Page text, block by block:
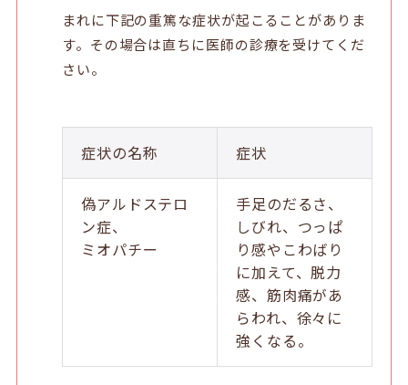
まれに下記の重篤な症状が起こることがありま
す。その場合は直ちに医師の診療を受けてくだ
さい。
症状の名称 症状
偽アルドステロ
ン症、
ミオパチー
手足のだるさ、
しびれ、つっぱ
り感やこわばり
に加えて、脱力
感、筋肉痛があ
らわれ、徐々に
強くなる。